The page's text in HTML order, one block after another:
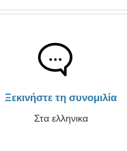
Ξεκινήστε τη συνομιλία
Στα ελληνικα